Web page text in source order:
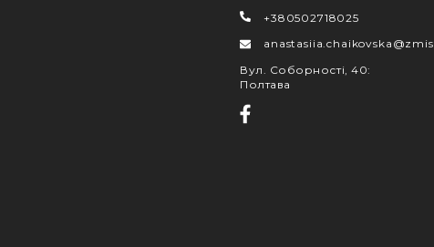
+380502718025
Вул. Соборності, 40:
Полтава